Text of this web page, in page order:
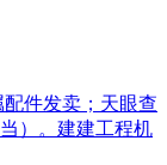
件发卖；天眼查
）。建建工程机